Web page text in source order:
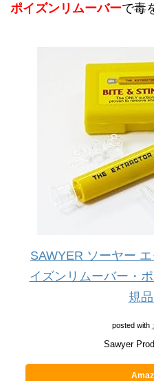
ポイズンリムーバーで毒
SAWYER ソーヤー
イズンリムーバー・
規品
posted with
Sawyer